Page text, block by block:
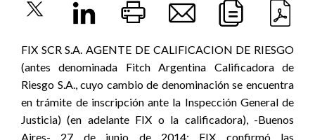
FIX SCR S.A. AGENTE DE CALIFICACION DE RIESGO
(antes denominada Fitch Argentina Calificadora de
Riesgo S.A., cuyo cambio de denominación se encuentra
en trámite de inscripción ante la Inspección General de
Justicia) (en adelante FIX o la calificadora), -Buenos
Aires- 27 de junio de 2014: FIX confirmó las